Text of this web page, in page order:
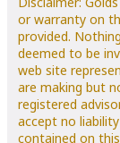
Disclaimer:
or warranty on
provided.
deemed to be
web site
are making but
registered
accept no